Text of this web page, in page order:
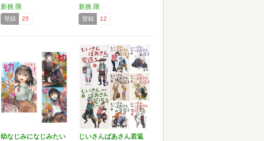
新挑 限
登録 25
新挑 限
登録 12
幼なじみになじみたい
じいさんばあさん若返